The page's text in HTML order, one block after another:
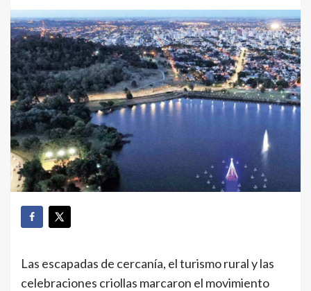
Las escapadas de cercanía, el turismo rural y las
celebraciones criollas marcaron el movimiento